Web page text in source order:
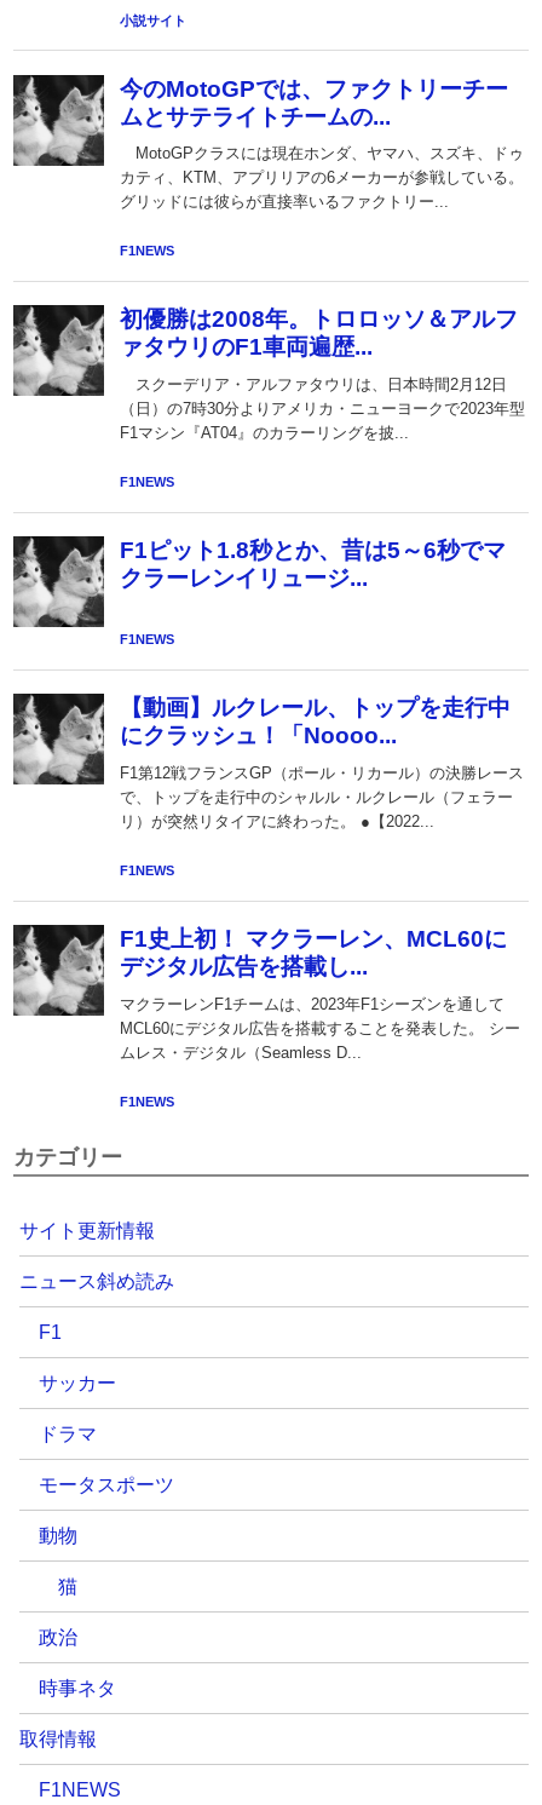
カテゴリー
サイト更新情報
ニュース斜め読み
F1
サッカー
ドラマ
モータスポーツ
動物
猫
政治
時事ネタ
取得情報
F1NEWS